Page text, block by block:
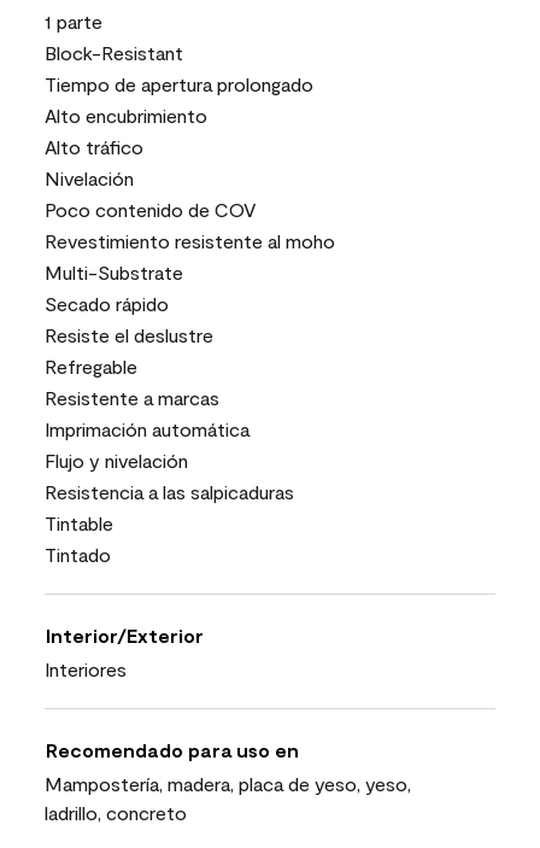
1 parte
Block-Resistant
Tiempo de apertura prolongado
Alto encubrimiento
Alto tráfico
Nivelación
Poco contenido de COV
Revestimiento resistente al moho
Multi-Substrate
Secado rápido
Resiste el deslustre
Refregable
Resistente a marcas
Imprimación automática
Flujo y nivelación
Resistencia a las salpicaduras
Tintable
Tintado
Interior/Exterior
Interiores
Recomendado para uso en
Mampostería, madera, placa de yeso, yeso,
ladrillo, concreto